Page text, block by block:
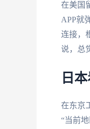
在美国
APP就
连接，
说，总
日
在东京
“当前